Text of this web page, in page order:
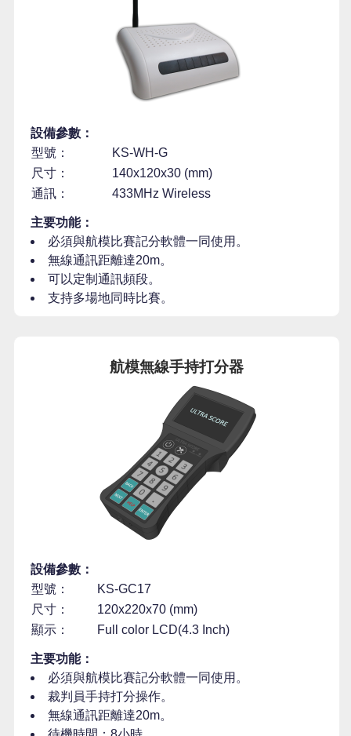
設備參數：
型號：
KS-WH-G
尺寸：
140x120x30 (mm)
通訊：
433MHz Wireless
主要功能：
必須與航模比賽記分軟體一同使用。
無線通訊距離達20m。
可以定制通訊頻段。
支持多場地同時比賽。
航模無線手持打分器
設備參數：
型號：
KS-GC17
尺寸：
120x220x70 (mm)
顯示：
Full color LCD(4.3 Inch)
主要功能：
必須與航模比賽記分軟體一同使用。
裁判員手持打分操作。
無線通訊距離達20m。